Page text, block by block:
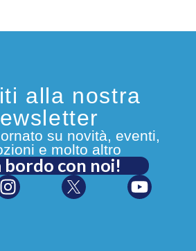
alla nostra
su novità, eventi,
e molto altro
bordo con noi!